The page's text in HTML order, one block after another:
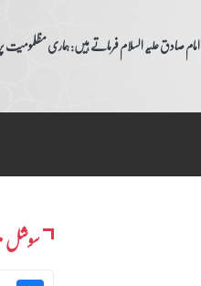
امام صادق علیہ السلام فرماتے ہیں: ہماری مظلمومیت
سوشل